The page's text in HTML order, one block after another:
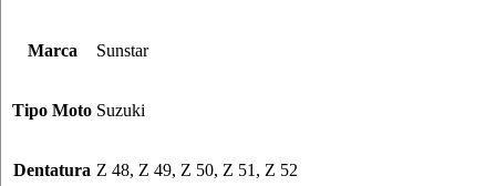
Marca Sunstar
Tipo Moto Suzuki
Dentatura Z 48, Z 49, Z 50, Z 51, Z 52